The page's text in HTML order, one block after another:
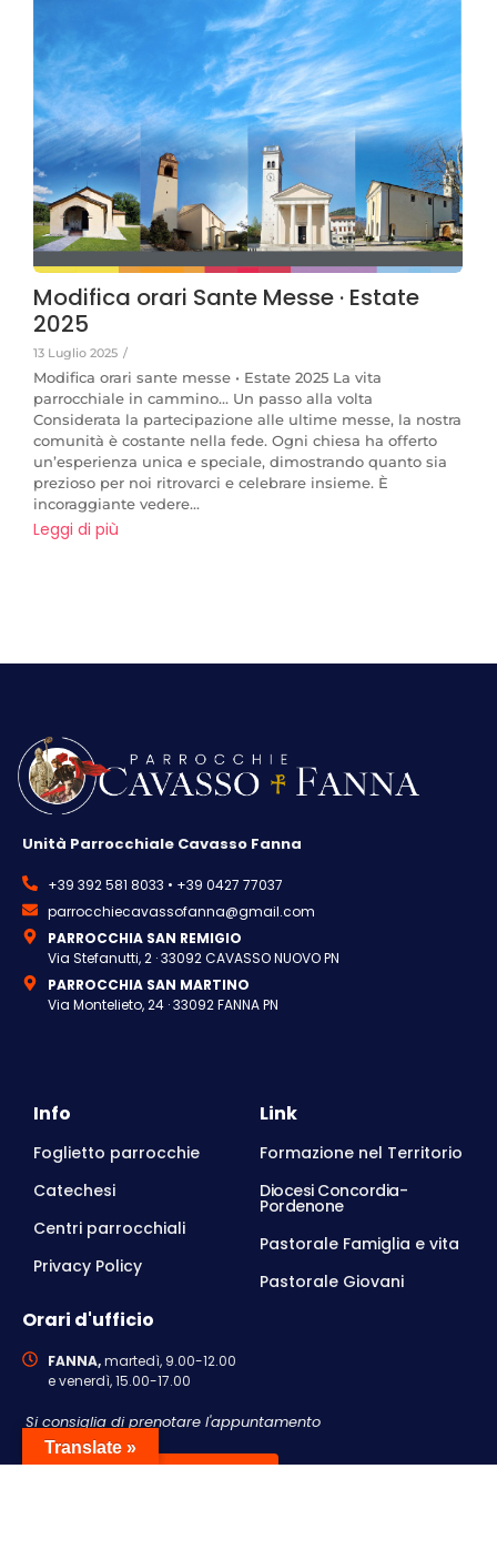
Modifica orari Sante Messe · Estate
2025
13 Luglio 2025 /
Modifica orari sante messe • Estate 2025 La vita
parrocchiale in cammino… Un passo alla volta
Considerata la partecipazione alle ultime messe, la nostra
comunità è costante nella fede. Ogni chiesa ha offerto
un’esperienza unica e speciale, dimostrando quanto sia
prezioso per noi ritrovarci e celebrare insieme. È
incoraggiante vedere...
Leggi di più
Unità Parrocchiale Cavasso Fanna
+39 392 581 8033 • +39 0427 77037
parrocchiecavassofanna@gmail.com
PARROCCHIA SAN REMIGIO
Via Stefanutti, 2 · 33092 CAVASSO NUOVO PN
PARROCCHIA SAN MARTINO
Via Montelieto, 24 · 33092 FANNA PN
Info
Foglietto parrocchie
Catechesi
Centri parrocchiali
Privacy Policy
Link
Formazione nel Territorio
Diocesi Concordia-
Pordenone
Pastorale Famiglia e vita
Pastorale Giovani
Orari d'ufficio
FANNA,martedì, 9.00-12.00
e venerdì, 15.00-17.00
Si consiglia di prenotare l'appuntamento
Translate »